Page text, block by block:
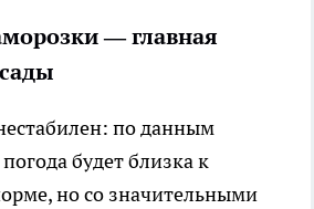
— главная
по данным
будет близка к
но со значительными